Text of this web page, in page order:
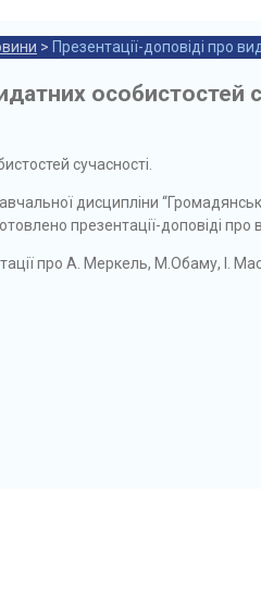
> Презентації-доповіді про
особистостей
дисципліни
презентації-доповіді
про А. Меркель, М.Обаму, І.